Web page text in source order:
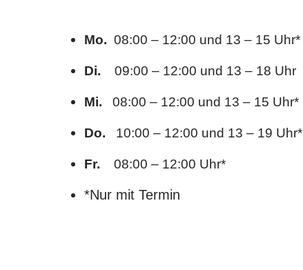
Mo. 08:00 – 12:00 und 13 – 15 Uhr*
Di. 09:00 – 12:00 und 13 – 18 Uhr
Mi. 08:00 – 12:00 und 13 – 15 Uhr*
Do. 10:00 – 12:00 und 13 – 19 Uhr*
Fr. 08:00 – 12:00 Uhr*
*Nur mit Termin